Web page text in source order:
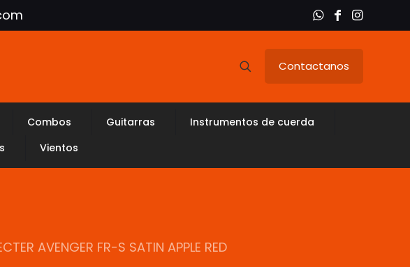
Contactanos
Combos Guitarras
Instrumentos de cuerda
Vientos
AVENGER FR-S SATIN APPLE RED